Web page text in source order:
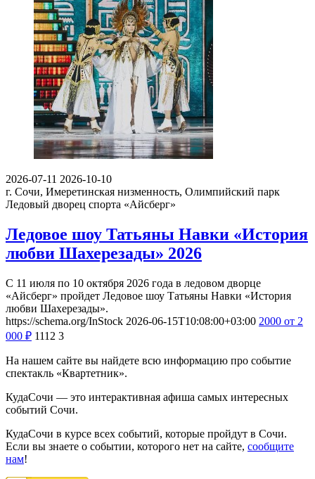
2026-07-11 2026-10-10
г. Сочи, Имеретинская низменность, Олимпийский парк
Ледовый дворец спорта «Айсберг»
Ледовое шоу Татьяны Навки «История
любви Шахерезады» 2026
С 11 июля по 10 октября 2026 года в ледовом дворце
«Айсберг» пройдет Ледовое шоу Татьяны Навки «История
любви Шахерезады».
https://schema.org/InStock 2026-06-15T10:08:00+03:00 2000 от 2
000 ₽ 1112 3
На нашем сайте вы найдете всю информацию про событие
спектакль «Квартетник».
КудаСочи — это интерактивная афиша самых интересных
событий Сочи.
КудаСочи в курсе всех событий, которые пройдут в Сочи.
Если вы знаете о событии, которого нет на сайте, сообщите
нам!